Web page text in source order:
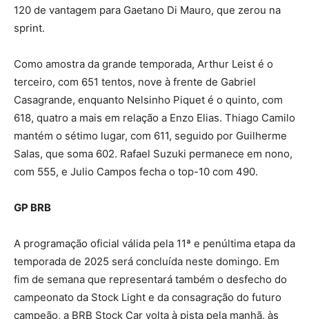
120 de vantagem para Gaetano Di Mauro, que zerou na
sprint.
Como amostra da grande temporada, Arthur Leist é o
terceiro, com 651 tentos, nove à frente de Gabriel
Casagrande, enquanto Nelsinho Piquet é o quinto, com
618, quatro a mais em relação a Enzo Elias. Thiago Camilo
mantém o sétimo lugar, com 611, seguido por Guilherme
Salas, que soma 602. Rafael Suzuki permanece em nono,
com 555, e Julio Campos fecha o top-10 com 490.
GP BRB
A programação oficial válida pela 11ª e penúltima etapa da
temporada de 2025 será concluída neste domingo. Em
fim de semana que representará também o desfecho do
campeonato da Stock Light e da consagração do futuro
campeão, a BRB Stock Car volta à pista pela manhã, às